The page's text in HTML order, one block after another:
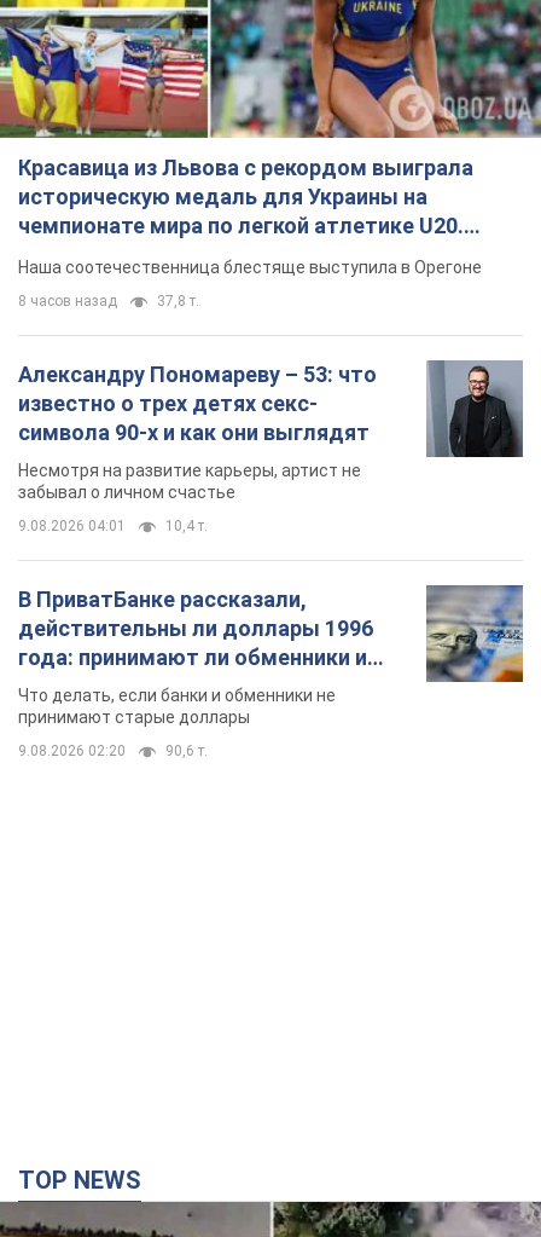
Красавица из Львова с рекордом выиграла
историческую медаль для Украины на
чемпионате мира по легкой атлетике U20.
Видео
Наша соотечественница блестяще выступила в Орегоне
8 часов назад 37,8 т.
Александру Пономареву – 53: что
известно о трех детях секс-
символа 90-х и как они выглядят
Несмотря на развитие карьеры, артист не
забывал о личном счастье
9.08.2026 04:01 10,4 т.
В ПриватБанке рассказали,
действительны ли доллары 1996
года: принимают ли обменники и
банки такие купюры
Что делать, если банки и обменники не
принимают старые доллары
9.08.2026 02:20 90,6 т.
TOP NEWS